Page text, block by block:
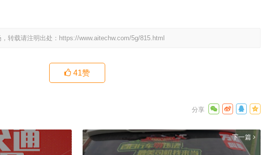
转载请注明出处： https://www.aitechw.com/5g/815.html
41赞
下一篇